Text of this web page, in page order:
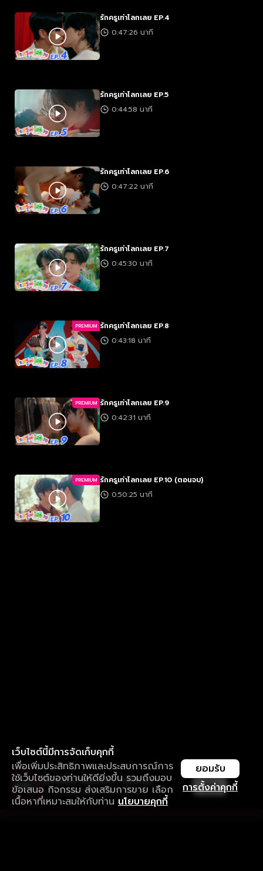
รักครูเท่าโลกเลย EP.4
0:47:26 นาที
รักครูเท่าโลกเลย EP.5
0:44:58 นาที
รักครูเท่าโลกเลย EP.6
0:47:22 นาที
รักครูเท่าโลกเลย EP.7
0:45:30 นาที
PREMIUM รักครูเท่าโลกเลย EP.8
0:43:18 นาที
PREMIUM รักครูเท่าโลกเลย EP.9
0:42:31 นาที
PREMIUM รักครูเท่าโลกเลย EP.10 (ตอนจบ)
0:50:25 นาที
เว็บไซต์นี้มีการจัดเก็บคุกกี้
เพื่อเพิ่มประสิทธิภาพและประสบการณ์การ
ใช้เว็บไซต์ของท่านให้ดียิ่งขึ้น รวมถึงมอบ
ข้อเสนอ กิจกรรม ส่งเสริมการขาย เลือก
เนื้อหาที่เหมาะสมให้กับท่าน นโยบายคุกกี้
การตั้งค่าคุกกี้
ยอมรับ
ใช้งานแอป ลื่นไหลกว่า ไม่มีสะดุด
ดาวน์โหลดแอปเพื่อการรับชมที่ดีกว่า เปิด